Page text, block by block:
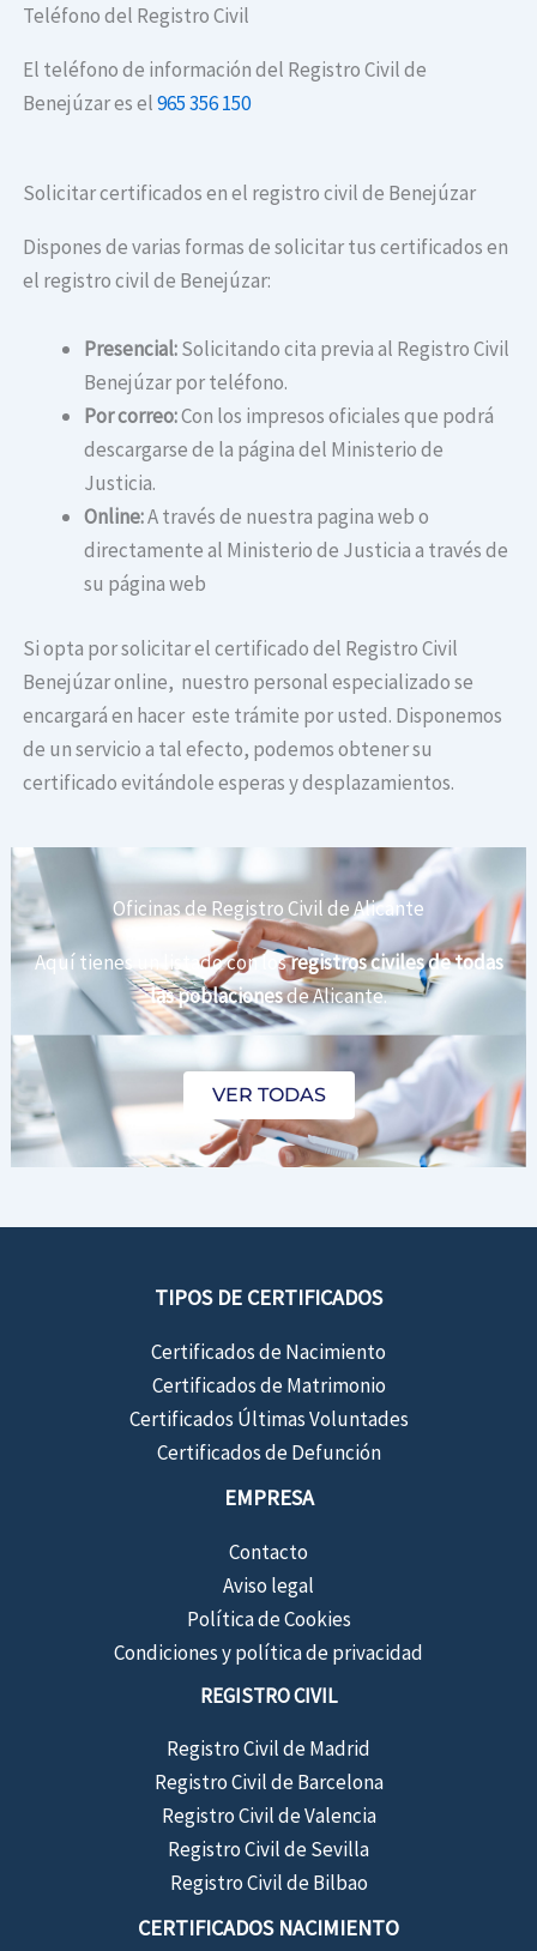
Teléfono del Registro Civil
El teléfono de información del Registro Civil de
Benejúzar es el965 356 150
Solicitar certificados en el registro civil de Benejúzar
Dispones de varias formas de solicitar tus certificados en
el registro civil de Benejúzar:
Presencial:Solicitando cita previa al Registro Civil
Benejúzar por teléfono.
Por correo:Con los impresos oficiales que podrá
descargarse de la página del Ministerio de
Justicia.
Online:A través de nuestra pagina web o
directamente al Ministerio de Justicia a través de
su página web
Si opta por solicitar el certificado del Registro Civil
Benejúzar online, nuestro personal especializado se
encargará en hacer este trámite por usted. Disponemos
de un servicio a tal efecto, podemos obtener su
certificado evitándole esperas y desplazamientos.
Oficinas de Registro Civil de Alicante
Aquí tienes un listado con losregistros civiles de todas
las poblacionesde Alicante.
VER TODAS
TIPOS DE CERTIFICADOS
Certificados de Nacimiento
Certificados de Matrimonio
Certificados Últimas Voluntades
Certificados de Defunción
EMPRESA
Contacto
Aviso legal
Política de Cookies
Condiciones y política de privacidad
REGISTRO CIVIL
Registro Civil de Madrid
Registro Civil de Barcelona
Registro Civil de Valencia
Registro Civil de Sevilla
Registro Civil de Bilbao
CERTIFICADOS NACIMIENTO